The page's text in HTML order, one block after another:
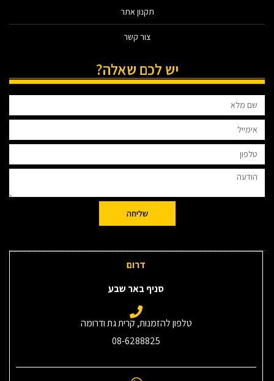
תקנון אתר
צור קשר
יש לכם שאלה?
שליחה
דרום
סניף באר שבע
טלפון להזמנות, קרית גת ודרומה
08-6288825